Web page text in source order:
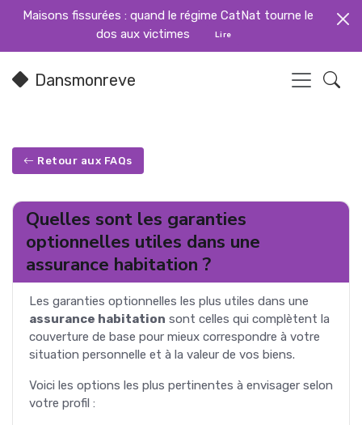
Maisons fissurées : quand le régime CatNat tourne le
dos aux victimes
Lire
Dansmonreve
Retour aux FAQs
Quelles sont les garanties
optionnelles utiles dans une
assurance habitation ?
Les garanties optionnelles les plus utiles dans une
assurance habitation sont celles qui complètent la
couverture de base pour mieux correspondre à votre
situation personnelle et à la valeur de vos biens.
Voici les options les plus pertinentes à envisager selon
votre profil :